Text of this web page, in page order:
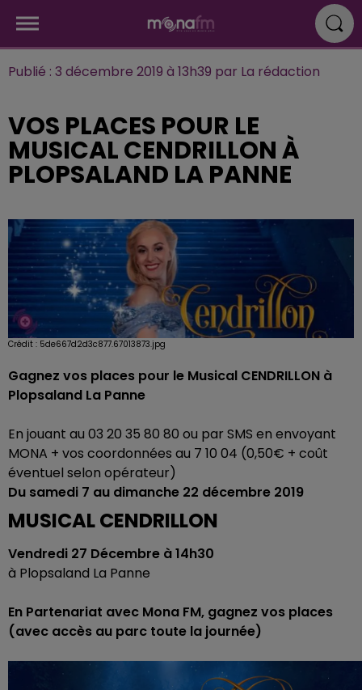
Publié : 3 décembre 2019 à 13h39 par La rédaction
VOS PLACES POUR LE
MUSICAL CENDRILLON À
PLOPSALAND LA PANNE
Crédit : 5de667d2d3c877.67013873.jpg
Gagnez vos places pour le Musical CENDRILLON à
Plopsaland La Panne
En jouant au 03 20 35 80 80 ou par SMS en envoyant
MONA + vos coordonnées au 7 10 04 (0,50€ + coût
éventuel selon opérateur)
Du samedi 7 au dimanche 22 décembre 2019
MUSICAL CENDRILLON
Vendredi 27 Décembre à 14h30
à Plopsaland La Panne
En Partenariat avec Mona FM, gagnez vos places
(avec accès au parc toute la journée)